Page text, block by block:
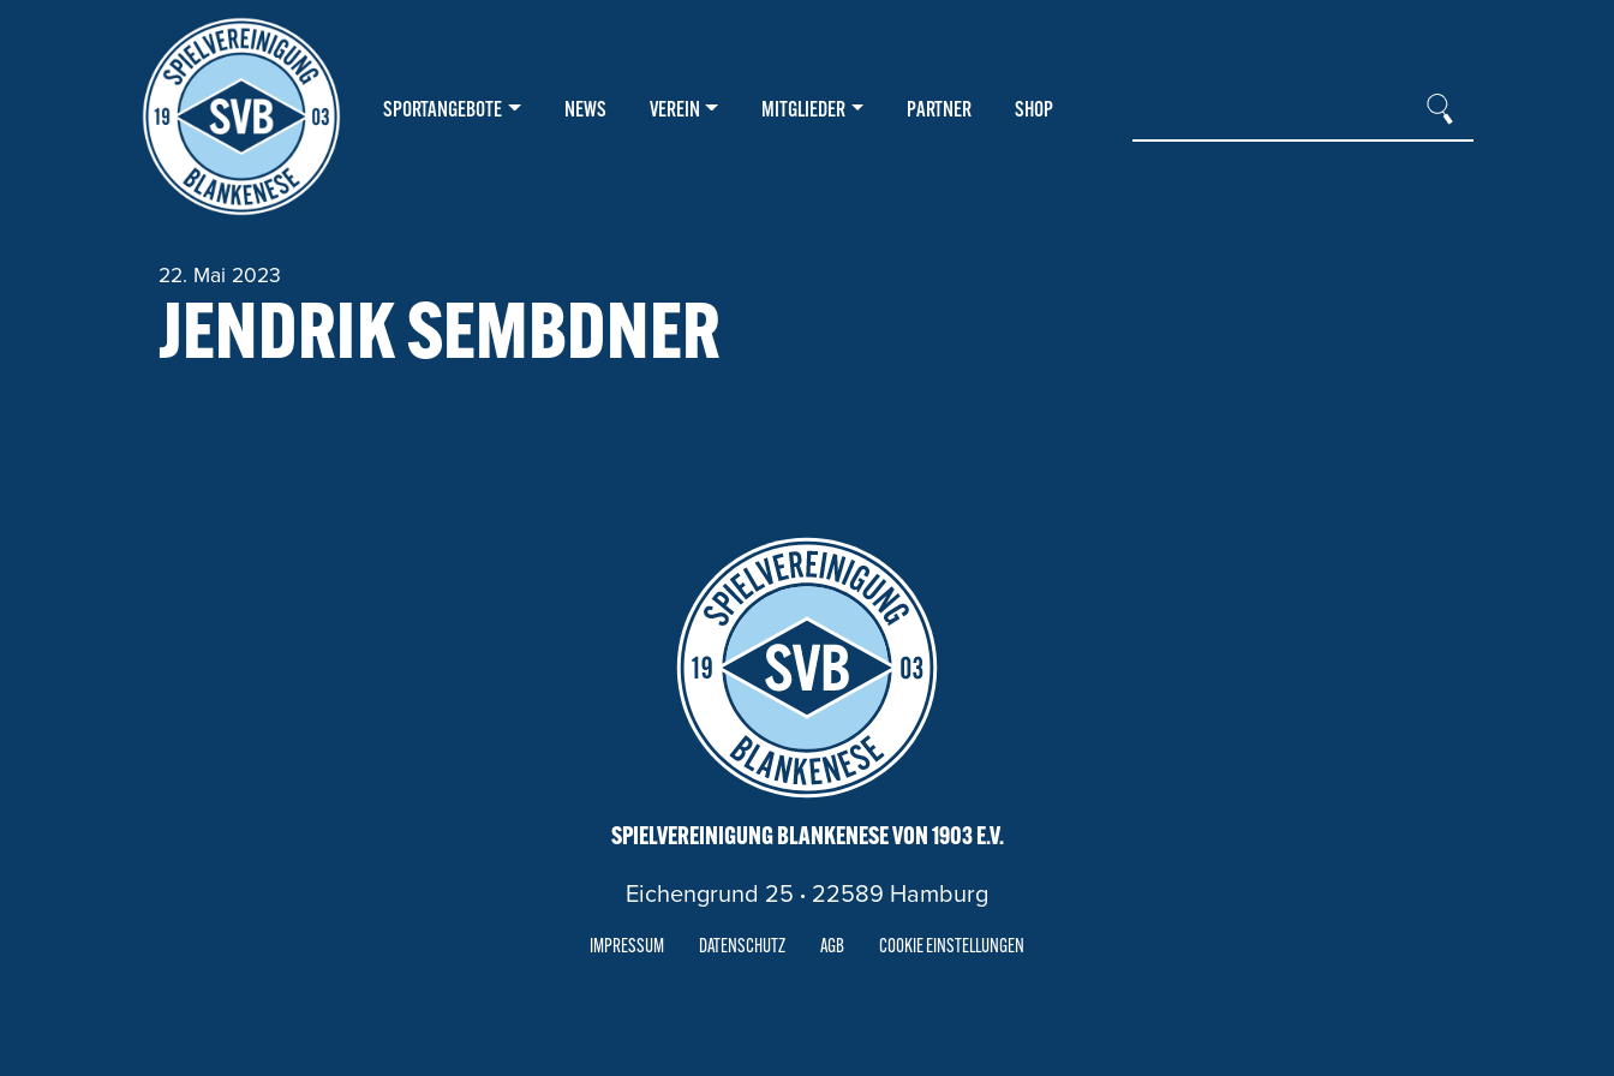
HAUPTNAVIGATION
SPORTANGEBOTE NEWS VEREIN MITGLIEDER PARTNER SHOP
22. Mai 2023
JENDRIK SEMBDNER
SPIELVEREINIGUNG BLANKENESE VON 1903 E.V.
Eichengrund 25 · 22589 Hamburg
IMPRESSUM DATENSCHUTZ AGB COOKIE EINSTELLUNGEN